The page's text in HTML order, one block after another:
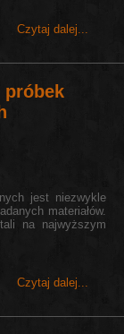
Czytaj dalej...
jest niezwykle
materiałów.
na najwyższym
Czytaj dalej...